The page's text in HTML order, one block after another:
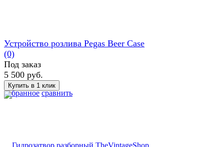
избранное сравнить
Устройство розлива Pegas Beer Case
(0)
Под заказ
5 500 руб.